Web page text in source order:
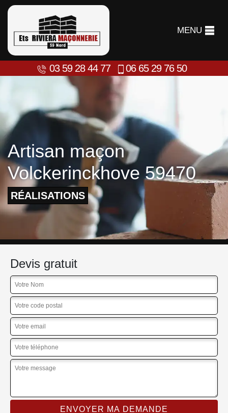
MENU
03 59 28 44 77 06 65 29 76 50
Artisan maçon
Volckerinckhove 59470
RÉALISATIONS
Devis gratuit